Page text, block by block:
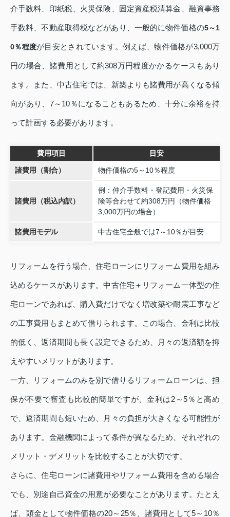
介手数料、印紙税、火災保険、固定資産税清算金、融資事務
手数料、不動産取得税などがあり、一般的に物件価格の5～1
0％程度が目安とされています。例えば、物件価格が3,000万
円の場合、諸費用として約308万円程度かかるケースもあり
ます。また、中古住宅では、新築よりも諸費用が高くなる傾
向があり、7～10％になることもあるため、十分に余裕を持
って計画する必要があります。
費用項目 目安
諸費用（割合） 物件価格の5～10％程度
諸費用（税込内訳）
例：仲介手数料・登記費用・火災保
険等合わせて約308万円（物件価格
3,000万円の場合）
諸費用モデル 中古住宅全般では7～10％が目安
リフォームを行う場合、住宅ローンにリフォーム費用を組み
込めるケースがあります。中古住宅＋リフォーム一体型の住
宅ローンであれば、購入費だけでなく増改築や耐震工事など
の工事費用もまとめて借りられます。この場合、金利は比較
的低く、返済期間も長く設定できるため、月々の返済額を抑
えやすいメリットがあります。
一方、リフォームのみを別で借りるリフォームローンは、担
保が不要で審査も比較的簡単ですが、金利は2～5％と高め
で、返済期間も短いため、月々の負担が大きくなる可能性が
あります。金融機関によって条件が異なるため、それぞれの
メリット・デメリットを比較することが大切です。
さらに、住宅ローンに諸費用やリフォーム費用を含める場合
でも、別途自己資金の用意が必要なことがあります。たとえ
ば、頭金として物件価格の20～25％、諸費用として5～10％